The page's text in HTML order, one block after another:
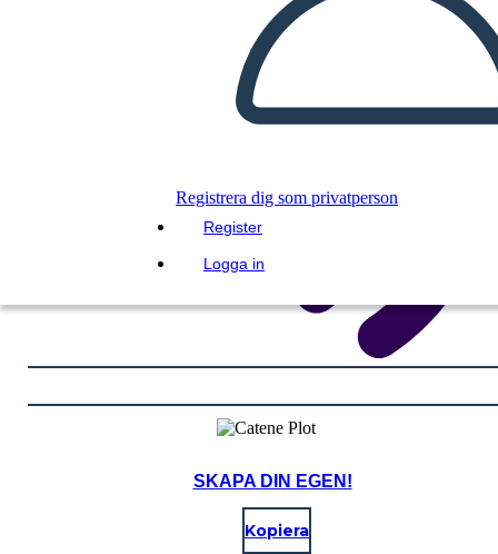
Registrera dig som privatperson
Register
Logga in
SKAPA DIN EGEN!
Kopiera